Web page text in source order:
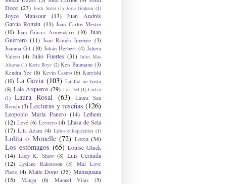
Doce (23) Jordi Soler (1) Jorie Graham (1)
Joyce Mansour (13)
Juan Andrés
García Román (11) Juan Carlos Mestre
(10) Juan Gracia Armendáriz (10) Juan
Guerrero (11) Juan Ramón Jiménez (3)
Juanma Gil (10) Julián Herbert (4) Julieta
Valero (4) Julio Fuertes (31) Julio Mas
Alcaraz (1) Karin Boye (2) Ken Baumann (3)
Kendra Yee (8) Kevin Castro (6) Kureishi
(10) La Gavia (103) La luz no basta
(8) Laia Arqueros (29) Lal Ded (1) Larkin
(1)
Laura Rosal (63)
Laura San
Román (3) Lecturas y reseñas (126)
Leopoldo María Panero (14) Lethem
(12) Levé (6) Levrero (4) Lhasa de Sela
(17) Lila Azam (4) Lirios enloquecidos (1)
Lolita o Monelle (72) Lorca (34)
Los estómagos (65) Louise Gluck
(14) Lucy K. Shaw (8) Luis Cernuda
(12) Lysiane Rakotoson (5)
Mai Love
Photo (4) Maite Dono (35) Mamajuana
(15)
Manga (6) Manuel Vilas (5)